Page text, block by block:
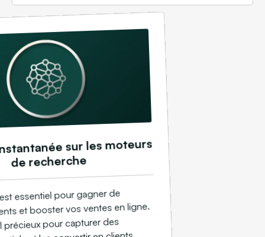
sur les moteurs
de recherche
essentiel pour gagner de
et booster vos ventes en ligne.
précieux pour capturer des